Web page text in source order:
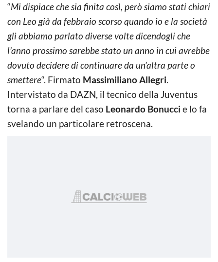
“Mi dispiace che sia finita così, però siamo stati chiari
con Leo già da febbraio scorso quando io e la società
gli abbiamo parlato diverse volte dicendogli che
l’anno prossimo sarebbe stato un anno in cui avrebbe
dovuto decidere di continuare da un’altra parte o
smettere“. Firmato Massimiliano Allegri.
Intervistato da DAZN, il tecnico della Juventus
torna a parlare del caso Leonardo Bonucci e lo fa
svelando un particolare retroscena.